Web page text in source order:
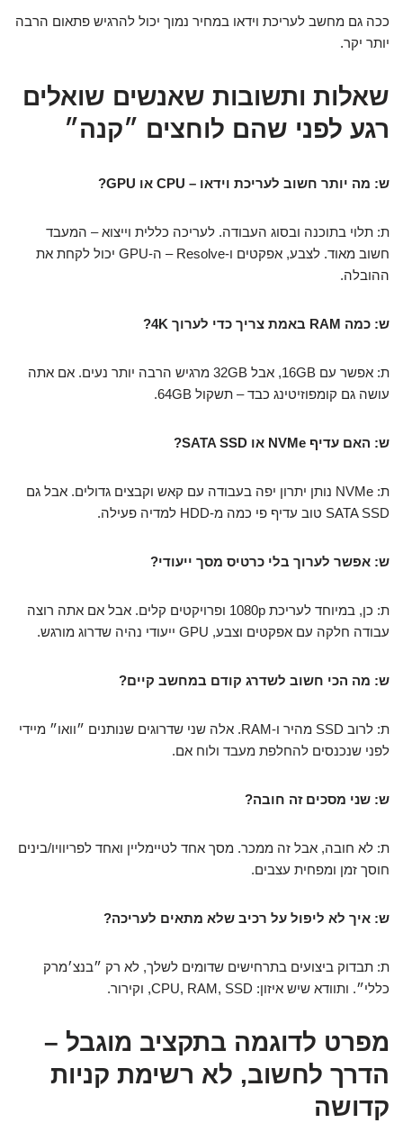
ככה גם מחשב לעריכת וידאו במחיר נמוך יכול להרגיש פתאום הרבה
יותר יקר.
שאלות ותשובות שאנשים שואלים
רגע לפני שהם לוחצים ״קנה״
ש: מה יותר חשוב לעריכת וידאו – CPU או GPU?
ת: תלוי בתוכנה ובסוג העבודה. לעריכה כללית וייצוא – המעבד
חשוב מאוד. לצבע, אפקטים ו-Resolve – ה-GPU יכול לקחת את
ההובלה.
ש: כמה RAM באמת צריך כדי לערוך 4K?
ת: אפשר עם 16GB, אבל 32GB מרגיש הרבה יותר נעים. אם אתה
עושה גם קומפוזיטינג כבד – תשקול 64GB.
ש: האם עדיף NVMe או SATA SSD?
ת: NVMe נותן יתרון יפה בעבודה עם קאש וקבצים גדולים. אבל גם
SATA SSD טוב עדיף פי כמה מ-HDD למדיה פעילה.
ש: אפשר לערוך בלי כרטיס מסך ייעודי?
ת: כן, במיוחד לעריכת 1080p ופרויקטים קלים. אבל אם אתה רוצה
עבודה חלקה עם אפקטים וצבע, GPU ייעודי נהיה שדרוג מורגש.
ש: מה הכי חשוב לשדרג קודם במחשב קיים?
ת: לרוב SSD מהיר ו-RAM. אלה שני שדרוגים שנותנים ״וואו״ מיידי
לפני שנכנסים להחלפת מעבד ולוח אם.
ש: שני מסכים זה חובה?
ת: לא חובה, אבל זה ממכר. מסך אחד לטיימליין ואחד לפריוויו/בינים
חוסך זמן ומפחית עצבים.
ש: איך לא ליפול על רכיב שלא מתאים לעריכה?
ת: תבדוק ביצועים בתרחישים שדומים לשלך, לא רק ״בנצ׳מרק
כללי״. ותוודא שיש איזון: CPU, RAM, SSD, וקירור.
מפרט לדוגמה בתקציב מוגבל –
הדרך לחשוב, לא רשימת קניות
קדושה